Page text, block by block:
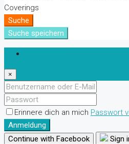
Coverings
Suche
Suche speichern
×
Erinnere dich an mich Passwort
Anmeldung
Continue with Facebook
Sign